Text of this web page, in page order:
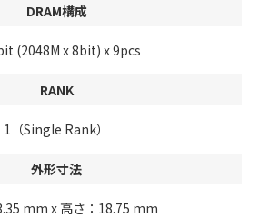
DRAM構成
(2048M x 8bit) x 9pcs
RANK
1（Single Rank）
外形寸法
mm x 高さ：18.75 mm